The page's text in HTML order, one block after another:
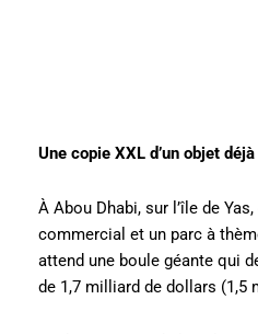
Une copie XXL d’un objet
À Abou Dhabi, sur l’île de
commercial et un parc à
attend une boule géante qui
de 1,7 milliard de dollars (1,5